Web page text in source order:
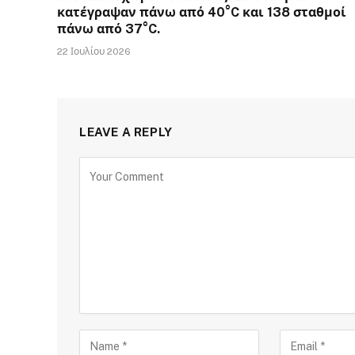
κατέγραψαν πάνω από 40°C και 138 σταθμοί
πάνω από 37°C.
22 Ιουλίου 2026
LEAVE A REPLY